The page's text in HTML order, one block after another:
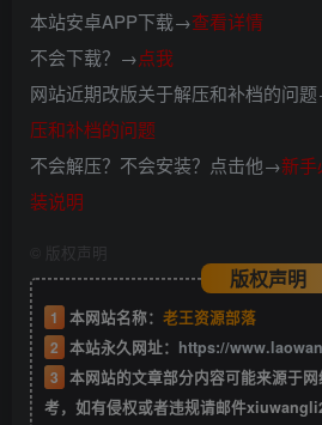
本站安卓APP下载→查看详情
不会下载？→点我
网站近期改版关于解压和补档的问
压和补档的问题
不会解压？不会安装？点击他→新
装说明
版权声明
版权声明
1 本网站名称： 老王资源部落
2 本站永久网址： https://
3 本网站的文章部分内容可能来源于
考，如有侵权或者违规请邮件